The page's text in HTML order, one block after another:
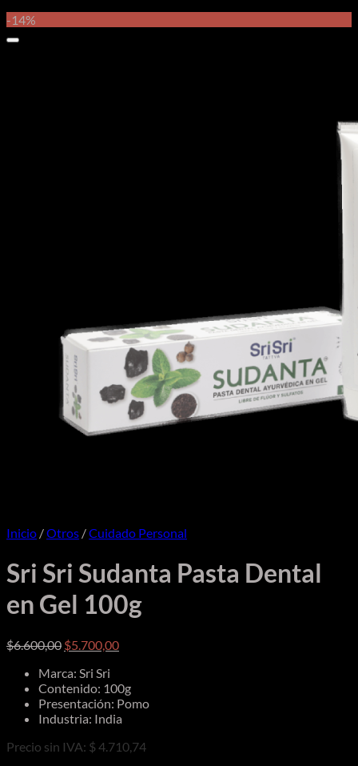
-14%
Inicio /Otros /Cuidado Personal
Sri Sri Sudanta Pasta Dental
en Gel 100g
$6.600,00 El
original
era:
$6.600,00.
$5.700,00El
es:
$5.700,00.
Marca: Sri Sri
Contenido: 100g
Presentación: Pomo
Industria: India
Precio sin IVA: $ 4.710,74